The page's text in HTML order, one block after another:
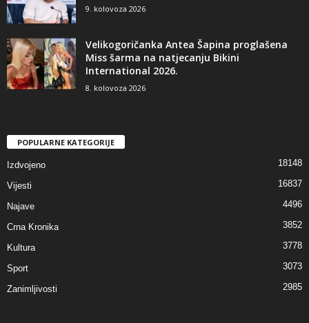
9. kolovoza 2026
Velikogoričanka Antea Šapina proglašena
Miss šarma na natjecanju Bikini
International 2026.
8. kolovoza 2026
POPULARNE KATEGORIJE
Izdvojeno 18148
Vijesti 16837
Najave 4496
Crna Kronika 3852
Kultura 3778
Sport 3073
Zanimljivosti 2985